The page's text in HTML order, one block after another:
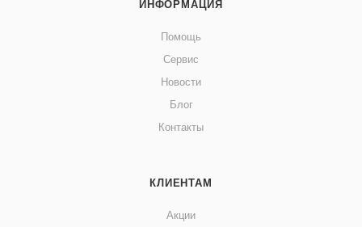
ИНФОРМАЦИЯ
Помощь
Сервис
Новости
Блог
Контакты
КЛИЕНТАМ
Акции